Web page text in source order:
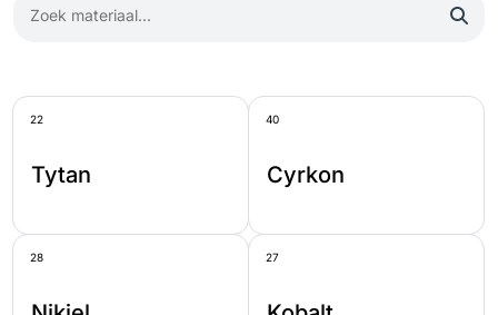
22
Tytan
40
Cyrkon
28 27